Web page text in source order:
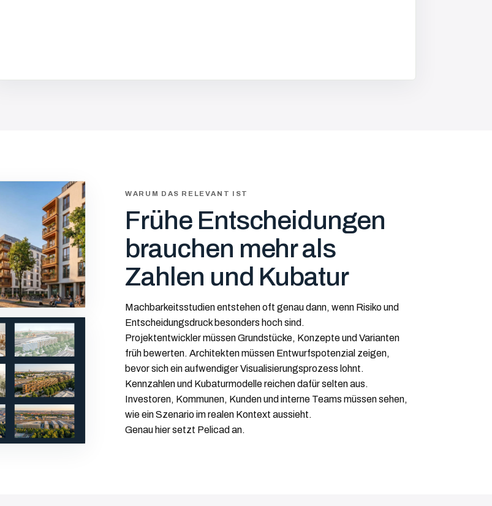
WARUM DAS RELEVANT IST
Frühe Entscheidungen
brauchen mehr als
Zahlen und Kubatur
Machbarkeitsstudien entstehen oft genau dann, wenn Risiko und
Entscheidungsdruck besonders hoch sind.
Projektentwickler müssen Grundstücke, Konzepte und Varianten
früh bewerten. Architekten müssen Entwurfspotenzial zeigen,
bevor sich ein aufwendiger Visualisierungsprozess lohnt.
Kennzahlen und Kubaturmodelle reichen dafür selten aus.
Investoren, Kommunen, Kunden und interne Teams müssen sehen,
wie ein Szenario im realen Kontext aussieht.
Genau hier setzt Pelicad an.